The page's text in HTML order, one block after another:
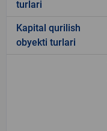
turlari
Kapital qurilish
obyekti turlari